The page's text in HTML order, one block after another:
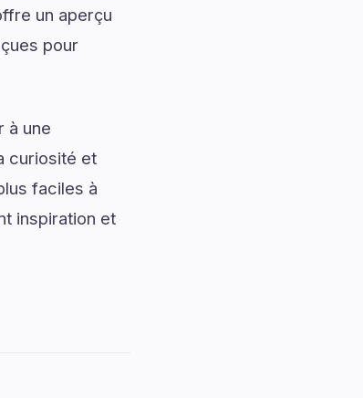
un aperçu
pour
à une
curiosité et
faciles à
inspiration et